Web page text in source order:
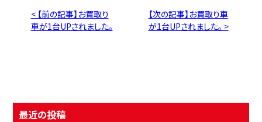
< 【前の記事】お買取り
車が1台UPされました。
【次の記事】お買取り車
が1台UPされました。 >
最近の投稿